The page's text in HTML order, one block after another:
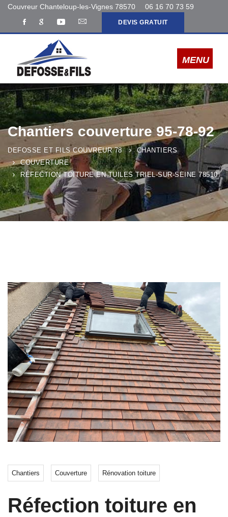
Couvreur Chanteloup-les-Vignes 78570 06 16 70 73 59
DEVIS GRATUIT
Chantiers couverture 95-78-92
DEFOSSE ET FILS COUVREUR 78
CHANTIERS
COUVERTURE
RÉFECTION TOITURE EN TUILES TRIEL-SUR-SEINE 78510
Chantiers Couverture Rénovation toiture
Réfection toiture en